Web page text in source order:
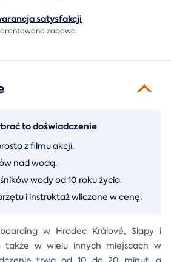
satysfakcji
zabawa
to doświadczenie
z filmu akcji.
nad wodą.
wody od 10 roku życia.
i instruktaż wliczone w cenę.
w Hradec Králové, Slapy i
także w wielu innych miejscach w